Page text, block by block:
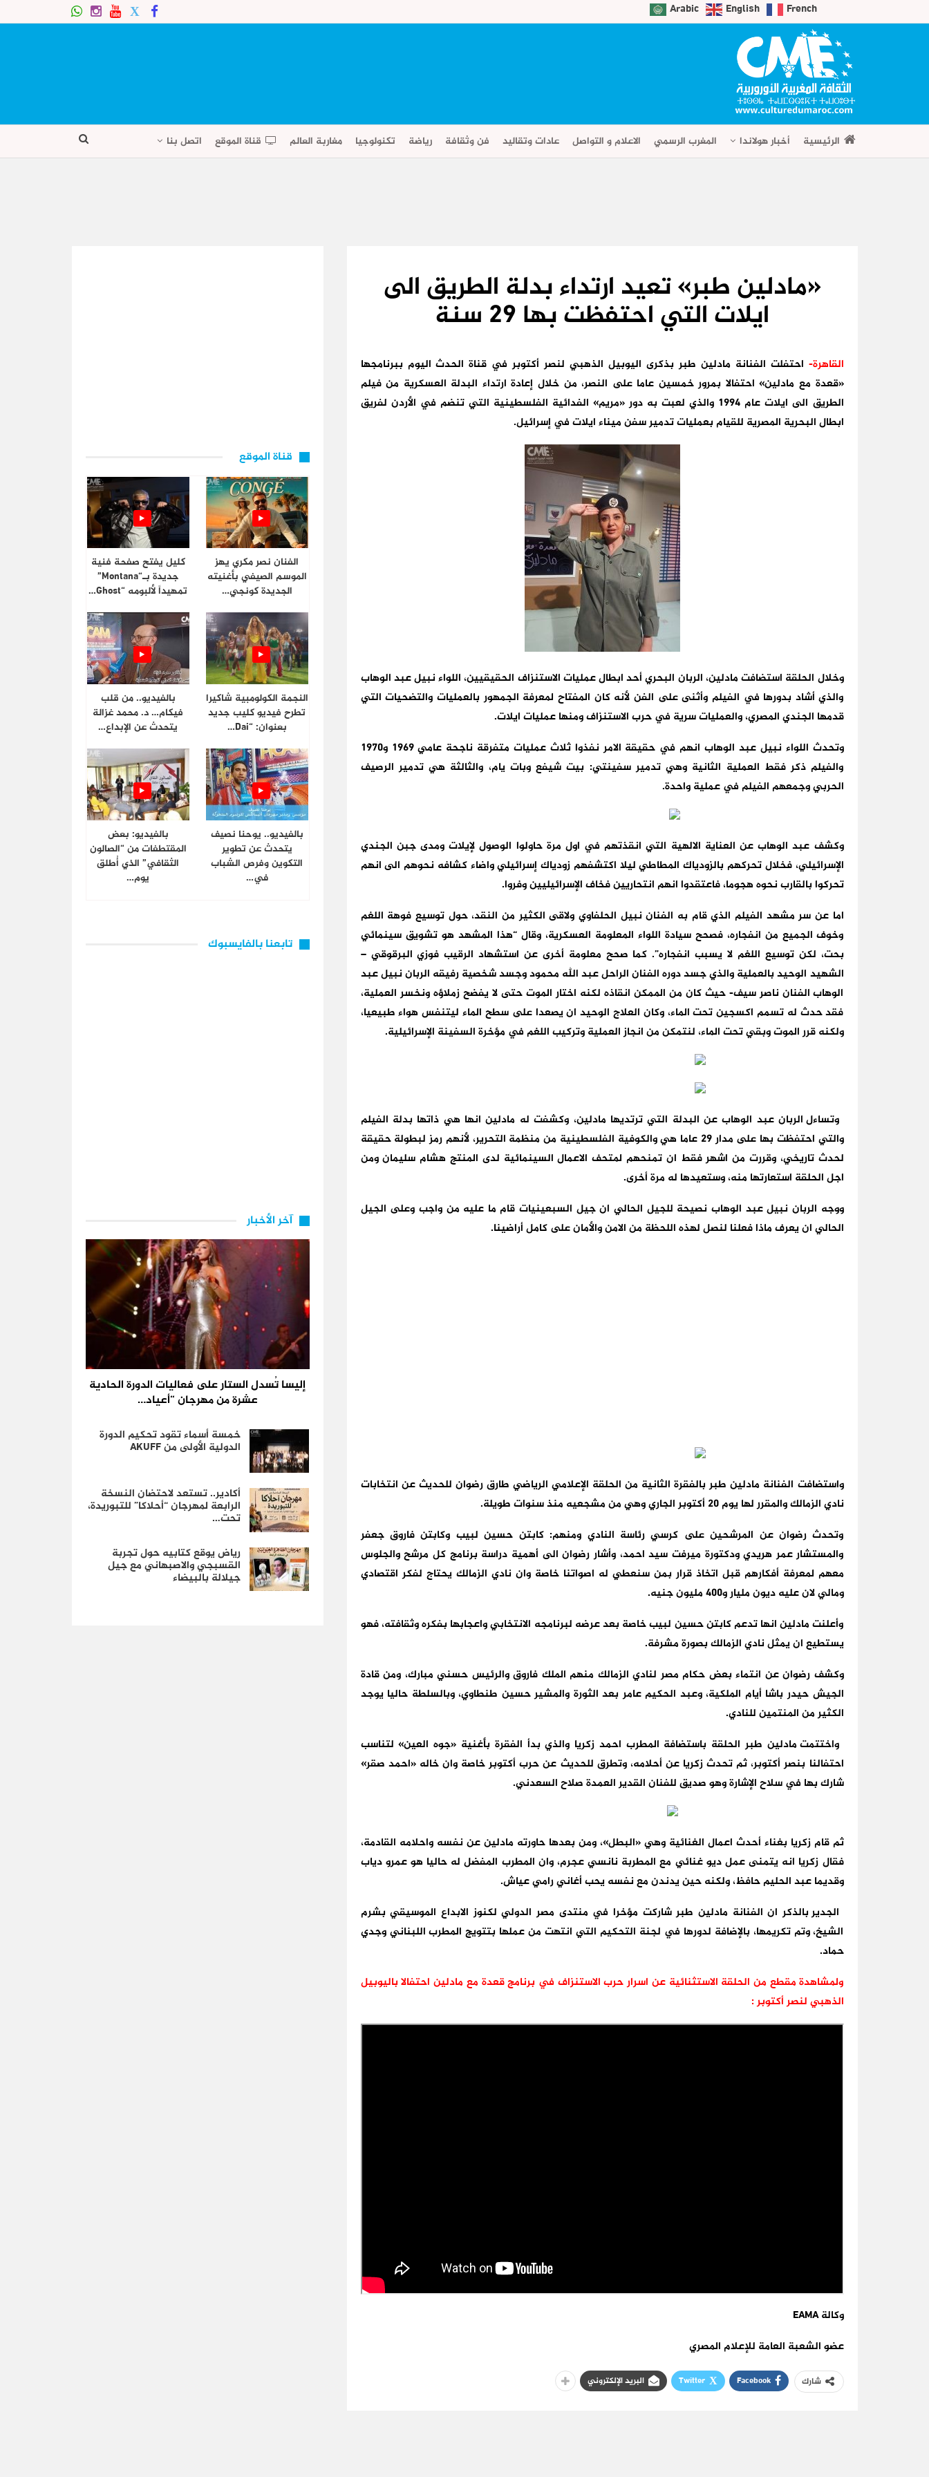
Arabic English French
الرئيسية أخبار هولاندا المغرب الرسمي الاعلام و التواصل عادات وتقاليد فن وثقافة رياضة تكنولوجيا مغاربة العالم قناة الموقع اتصل بنا
«مادلين طبر» تعيد ارتداء بدلة الطريق الى
ايلات التي احتفظت بها ٢٩ سنة
القاهرة- احتفلت الفنانة مادلين طبر بذكرى اليوبيل الذهبي لنصر أكتوبر في قناة الحدث اليوم ببرنامجها
«قعدة مع مادلين» احتفالا بمرور خمسين عاما على النصر، من خلال إعادة ارتداء البدلة العسكرية من فيلم
الطريق الى ايلات عام 1994 والذي لعبت به دور «مريم» الفدائية الفلسطينية التي تنضم في الأردن لفريق
ابطال البحرية المصرية للقيام بعمليات تدمير سفن ميناء ايلات في إسرائيل.
وخلال الحلقة استضافت مادلين، الربان البحري أحد ابطال عمليات الاستنزاف الحقيقيين، اللواء نبيل عبد الوهاب
والذي أشاد بدورها في الفيلم وأثنى على الفن لأنه كان المفتاح لمعرفة الجمهور بالعمليات والتضحيات التي
قدمها الجندي المصري، والعمليات سرية في حرب الاستنزاف ومنها عمليات ايلات.
وتحدث اللواء نبيل عبد الوهاب انهم في حقيقة الامر نفذوا ثلاث عمليات متفرقة ناجحة عامي 1969 و1970
والفيلم ذكر فقط العملية الثانية وهي تدمير سفينتي: بيت شيفع وبات يام، والثالثة هي تدمير الرصيف
الحربي وجمعهم الفيلم في عملية واحدة.
وكشف عبد الوهاب عن العناية الالهية التي انقذتهم في اول مرة حاولوا الوصول لإيلات ومدى جبن الجندي
الإسرائيلي، فخلال تحركهم بالزودياك المطاطي ليلا اكتشفهم زودياك إسرائيلي واضاء كشافه نحوهم الى انهم
تحركوا بالقارب نحوه هجوما، فاعتقدوا انهم انتحاريين فخاف الإسرائيليين وفروا.
اما عن سر مشهد الفيلم الذي قام به الفنان نبيل الحلفاوي ولاقى الكثير من النقد، حول توسيع فوهة اللغم
وخوف الجميع من انفجاره، فصحح سيادة اللواء المعلومة العسكرية، وقال “هذا المشهد هو تشويق سينمائي
بحت، لكن توسيع اللغم لا يسبب انفجاره”. كما صحح معلومة أخرى عن استشهاد الرقيب فوزي البرقوقي –
الشهيد الوحيد بالعملية والذي جسد دوره الفنان الراحل عبد الله محمود وجسد شخصية رفيقه الربان نبيل عبد
الوهاب الفنان ناصر سيف- حيث كان من الممكن انقاذه لكنه اختار الموت حتى لا يفضح زملاؤه ونخسر العملية،
فقد حدث له تسمم اكسجين تحت الماء، وكان العلاج الوحيد ان يصعدا على سطح الماء ليتنفس هواء طبيعيا،
ولكنه قرر الموت وبقي تحت الماء، لنتمكن من انجاز العملية وتركيب اللغم في مؤخرة السفينة الإسرائيلية.
وتساءل الربان عبد الوهاب عن البدلة التي ترتديها مادلين، وكشفت له مادلين انها هي ذاتها بدلة الفيلم
والتي احتفظت بها على مدار 29 عاما هي والكوفية الفلسطينية من منظمة التحرير، لأنهم رمز لبطولة حقيقة
لحدث تاريخي، وقررت من اشهر فقط ان تمنحهم لمتحف الاعمال السينمائية لدى المنتج هشام سليمان ومن
اجل الحلقة استعارتها منه، وستعيدها له مرة أخرى.
ووجه الربان نبيل عبد الوهاب نصيحة للجيل الحالي ان جيل السبعينيات قام ما عليه من واجب وعلى الجيل
الحالي ان يعرف ماذا فعلنا لنصل لهذه اللحظة من الامن والأمان على كامل أراضينا.
واستضافت الفنانة مادلين طبر بالفقرة الثانية من الحلقة الإعلامي الرياضي طارق رضوان للحديث عن انتخابات
نادي الزمالك والمقرر لها يوم 20 أكتوبر الجاري وهي من مشجعيه منذ سنوات طويلة.
وتحدث رضوان عن المرشحين على كرسي رئاسة النادي ومنهم: كابتن حسين لبيب وكابتن فاروق جعفر
والمستشار عمر هريدي ودكتورة ميرفت سيد احمد، وأشار رضوان الى أهمية دراسة برنامج كل مرشح والجلوس
معهم لمعرفة أفكارهم قبل اتخاذ قرار بمن سنعطي له اصواتنا خاصة وان نادي الزمالك يحتاج لفكر اقتصادي
ومالي لان عليه ديون مليار و400 مليون جنيه.
وأعلنت مادلين انها تدعم كابتن حسين لبيب خاصة بعد عرضه لبرنامجه الانتخابي واعجابها بفكره وثقافته، فهو
يستطيع ان يمثل نادي الزمالك بصورة مشرفة.
وكشف رضوان عن انتماء بعض حكام مصر لنادي الزمالك منهم الملك فاروق والرئيس حسني مبارك، ومن قادة
الجيش حيدر باشا أيام الملكية، وعبد الحكيم عامر بعد الثورة والمشير حسين طنطاوي، وبالسلطة حاليا يوجد
الكثير من المنتمين للنادي.
واختتمت مادلين طبر الحلقة باستضافة المطرب احمد زكريا والذي بدأ الفقرة بأغنية «جوه العين» لتناسب
احتفالنا بنصر أكتوبر، ثم تحدث زكريا عن أحلامه، وتطرق للحديث عن حرب أكتوبر خاصة وان خاله «احمد صقر»
شارك بها في سلاح الإشارة وهو صديق للفنان القدير العمدة صلاح السعدني.
ثم قام زكريا بغناء أحدث اعمال الغنائية وهي «البطل»، ومن بعدها حاورته مادلين عن نفسه واحلامه القادمة،
فقال زكريا انه يتمنى عمل ديو غنائي مع المطربة نانسي عجرم، وان المطرب المفضل له حاليا هو عمرو دياب
وقديما عبد الحليم حافظ، ولكنه حين يدندن مع نفسه يحب أغاني رامي عياش.
الجدير بالذكر ان الفنانة مادلين طبر شاركت مؤخرا في منتدى مصر الدولي لكنوز الابداع الموسيقي بشرم
الشيخ، وتم تكريمها، بالإضافة لدورها في لجنة التحكيم التي انتهت من عملها بتتويج المطرب اللبناني وجدي
حماد.
ولمشاهدة مقطع من الحلقة الاستثنائية عن اسرار حرب الاستنزاف في برنامج قعدة مع مادلين احتفالا باليوبيل
الذهبي لنصر أكتوبر:
وكالةEAMA
عضو الشعبة العامة للإعلام المصري
شارك Facebook
Twitter البريد الإلكتروني
قناة الموقع
الفنان نصر مكري يهز
الموسم الصيفي بأغنيته
الجديدة كونجي…
كليل يفتح صفحة فنية
جديدة بـ“Montana”
تمهيداً لألبومه “Ghost…
النجمة الكولومبية شاكيرا
تطرح فيديو كليب جديد
بعنوان: “Dai…
بالفيديو.. من قلب
فيكام… د. محمد غزالة
يتحدث عن الإبداع…
بالفيديو.. يوحنا نصيف
يتحدث عن تطوير
التكوين وفرص الشباب
في…
بالفيديو: بعض
المقتطفات من “الصالون
الثقافي” الذي أُطلق
يوم…
تابعنا بالفايسبوك
آخر الأخبار
إليسا تُسدل الستار على فعاليات الدورة الحادية
عشرة من مهرجان “أعياد…
خمسة أسماء تقود تحكيم الدورة
الدولية الأولى من AKUFF
أكادير.. تستعد لاحتضان النسخة
الرابعة لمهرجان “أحلاكا” للتبوريدة،
تحت…
رياض يوقع كتابيه حول تجربة
القسبجي والاصبهاني مع جيل
جيلالة بالبيضاء